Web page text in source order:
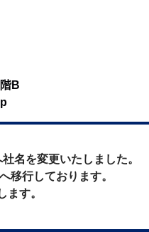
B
名を変更いたしました。
移行しております。
す。